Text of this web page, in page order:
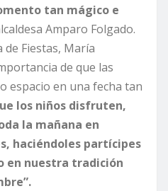
tan mágico e
Amparo Folgado.
de Fiestas, María
de que las
espacio en una fecha tan
los niños disfruten,
la mañana en
haciéndoles partícipes
en nuestra tradición